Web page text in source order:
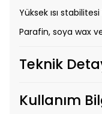
Yüksek ısı
Parafin, soya wax
Teknik
Kullanım